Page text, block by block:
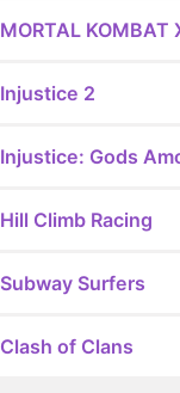
MORTAL KOMBAT
Injustice 2
Injustice: Gods
Hill Climb Racing
Subway Surfers
Clash of Clans